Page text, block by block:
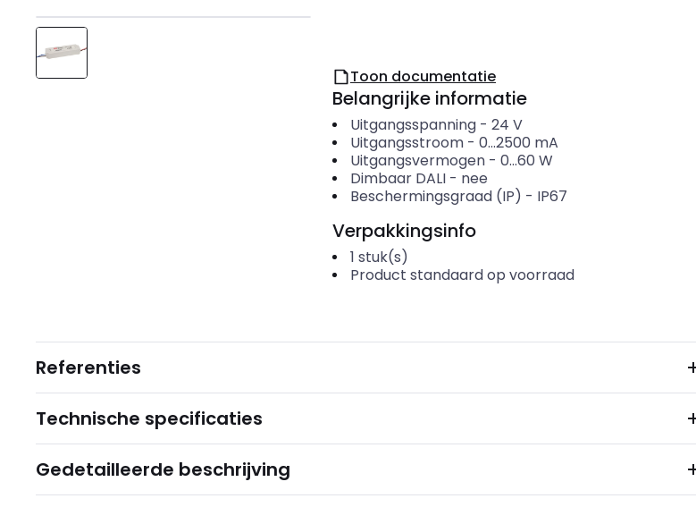
Toon documentatie
Belangrijke informatie
Uitgangsspanning- 24 V
Uitgangsstroom- 0...2500 mA
Uitgangsvermogen- 0...60 W
Dimbaar DALI- nee
Beschermingsgraad (IP) - IP67
Verpakkingsinfo
1 stuk(s)
Product standaard op voorraad
Referenties
Technische specificaties
Gedetailleerde beschrijving